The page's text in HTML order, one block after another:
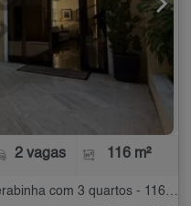
2 vagas 116 m²
Apartamento à Venda na Vila Uberabinha com 3 quartos - 116 m²